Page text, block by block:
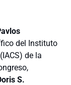
del Instituto
de la
S.